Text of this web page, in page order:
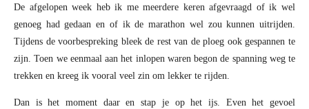
De afgelopen week heb ik me meerdere keren afgevraagd of ik wel
genoeg had gedaan en of ik de marathon wel zou kunnen uitrijden.
Tijdens de voorbespreking bleek de rest van de ploeg ook gespannen te
zijn. Toen we eenmaal aan het inlopen waren begon de spanning weg te
trekken en kreeg ik vooral veel zin om lekker te rijden.
Dan is het moment daar en stap je op het ijs. Even het gevoel